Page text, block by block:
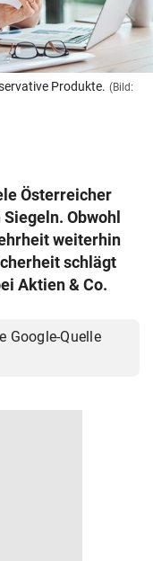
Produkte. (Bild:
Österreicher
Obwohl
weiterhin
schlägt
Aktien & Co.
Google-Quelle